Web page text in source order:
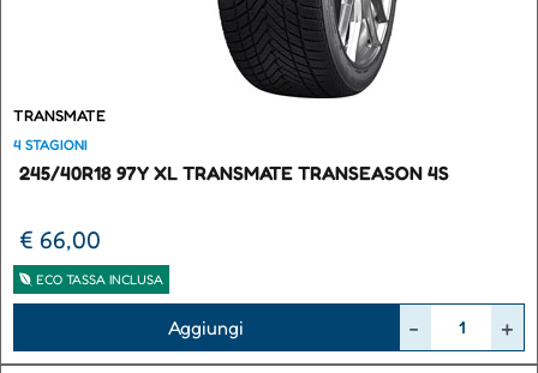
TRANSMATE
4 STAGIONI
245/40R18 97Y XL TRANSMATE TRANSEASON 4S
€ 66,00
ECO TASSA INCLUSA
Aggiungi